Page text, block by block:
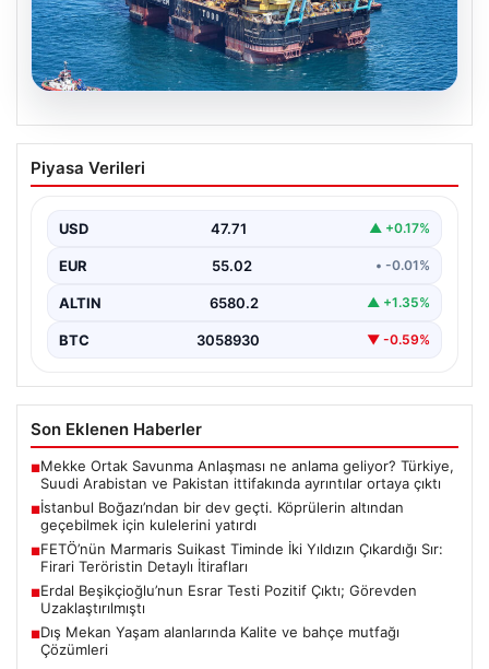
İstanbul Boğazı’ndan bir dev geçti.
Köprülerin altından geçebilmek için
Piyasa Verileri
USD 47.71 ▲ +0.17%
EUR 55.02 • -0.01%
ALTIN 6580.2 ▲ +1.35%
BTC 3058930 ▼ -0.59%
Son Eklenen Haberler
■Mekke Ortak Savunma Anlaşması ne anlama geliyor? Türkiye,
Suudi Arabistan ve Pakistan ittifakında ayrıntılar ortaya çıktı
■İstanbul Boğazı’ndan bir dev geçti. Köprülerin altından
geçebilmek için kulelerini yatırdı
■FETÖ’nün Marmaris Suikast Timinde İki Yıldızın Çıkardığı Sır:
Firari Teröristin Detaylı İtirafları
■Erdal Beşikçioğlu’nun Esrar Testi Pozitif Çıktı; Görevden
Uzaklaştırılmıştı
■Dış Mekan Yaşam alanlarında Kalite ve bahçe mutfağı
Çözümleri